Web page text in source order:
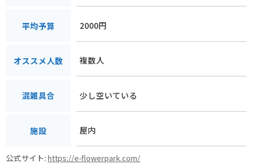
平均予算 2000円
オススメ人数 複数人
混雑具合 少し空いている
施設 屋内
公式サイト:https://e-flowerpark.com/